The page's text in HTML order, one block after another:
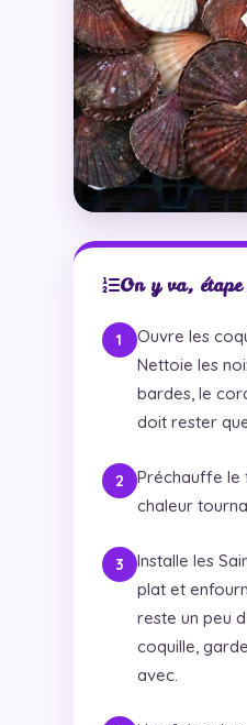
On y va,
Ouvre les
Nettoie les
bardes, le
doit rester
Préchauffe le
chaleur
Installe les
plat et
reste un peu
coquille,
avec.